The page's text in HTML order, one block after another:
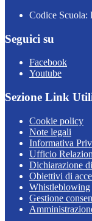
Codice Scuola:
Seguici su
Facebook
Youtube
Sezione Link
Cookie policy
Note legali
Informativa
Ufficio
Dichiarazione
Obiettivi di
Whistleblowing
Gestione